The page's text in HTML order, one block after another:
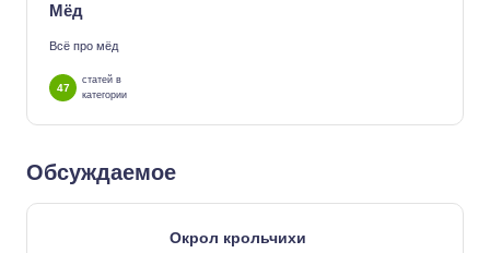
Мёд
Всё про мёд
47
статей в
категории
Обсуждаемое
Окрол крольчихи